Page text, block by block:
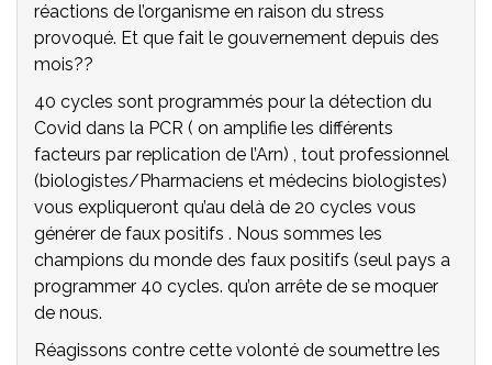
réactions de l’organisme en raison du stress
provoqué. Et que fait le gouvernement depuis des
mois??
40 cycles sont programmés pour la détection du
Covid dans la PCR ( on amplifie les différents
facteurs par replication de l’Arn) , tout professionnel
(biologistes/Pharmaciens et médecins biologistes)
vous expliqueront qu’au delà de 20 cycles vous
générer de faux positifs . Nous sommes les
champions du monde des faux positifs (seul pays a
programmer 40 cycles. qu’on arrête de se moquer
de nous.
Réagissons contre cette volonté de soumettre les